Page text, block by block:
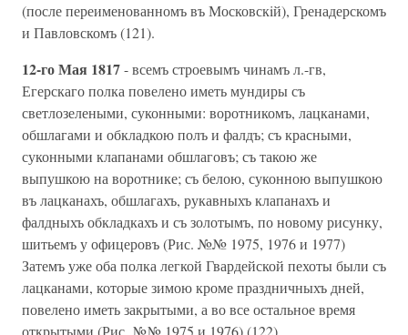
(после переименованномъ въ Московскiй), Гренадерскомъ
и Павловскомъ (121).
12-го Мая 1817- всемъ строевымъ чинамъ л.-гв,
Егерскаго полка повелено иметь мундиры съ
светлозелеными, суконными: воротникомъ, лацканами,
обшлагами и обкладкою полъ и фалдъ; съ красными,
суконными клапанами обшлаговъ; съ такою же
выпушкою на воротнике; съ белою, суконною выпушкою
въ лацканахъ, обшлагахъ, рукавныхъ клапанахъ и
фалдныхъ обкладкахъ и съ золотымъ, по новому рисунку,
шитьемъ у офицеровъ (Рис. №№ 1975, 1976 и 1977)
Затемъ уже оба полка легкой Гвардейской пехоты были съ
лацканами, которые зимою кроме праздничныхъ дней,
повелено иметь закрытыми, а во все остальное время
открытыми (Рис. №№ 1975 и 1976) (122).